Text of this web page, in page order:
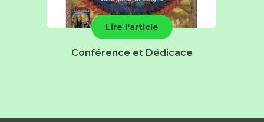
Lire l'article
Conférence et Dédicace